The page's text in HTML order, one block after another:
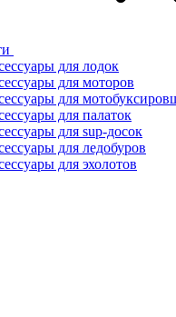
для лодок
для моторов
для
для палаток
для sup-досок
для ледобуров
для эхолотов